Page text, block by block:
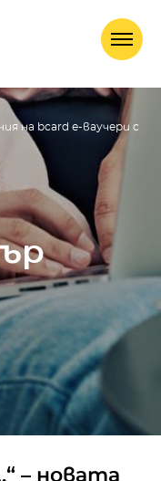
на bcard е-ваучери с
– новата